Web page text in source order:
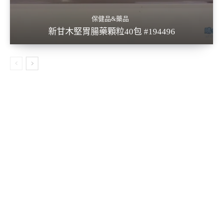
保健品&藥品
新甘木堅胃腸藥顆粒40包 #194496